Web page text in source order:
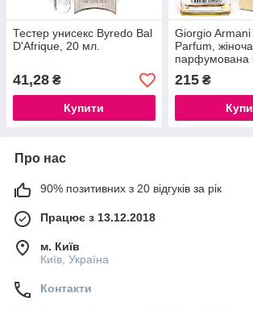
Тестер унисекс Byredo Bal
D'Afrique, 20 мл.
41,28 ₴
Купити
Giorgio
Parfum, жіноча
парфумована
мл.
215₴
Про нас
90% позитивних з 20 відгуків за рік
Працює з 13.12.2018
м. Київ
Київ, Україна
Контакти